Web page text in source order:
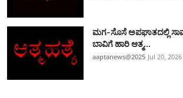
ಮಗ-ಸೊಸೆ ಅಪಘಾತದಲ್ಲಿ
ಬಾವಿಗೆ ಹಾರಿ ಆತ್ಮ...
aaptanews@2025 Jul 20, 2026